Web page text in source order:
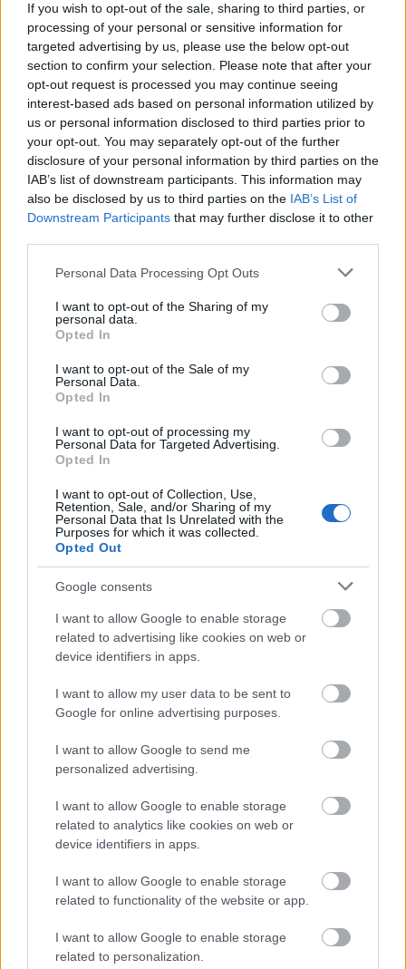
If you wish to opt-out of the sale, sharing to third parties, or
processing of your personal or sensitive information for
targeted advertising by us, please use the below opt-out
section to confirm your selection. Please note that after your
opt-out request is processed you may continue seeing
interest-based ads based on personal information utilized by
us or personal information disclosed to third parties prior to
your opt-out. You may separately opt-out of the further
disclosure of your personal information by third parties on the
IAB’s list of downstream participants. This information may
also be disclosed by us to third parties on the IAB’s List of
Downstream Participants that may further disclose it to other
Please note that this website/app uses one or more Google
not limited to your visit or usage behaviour. You may click to
grant or deny consent to Google and its third-party tags to
use your data for below specified purposes in below Google
consent section.
Personal Data Processing Opt Outs
I want to opt-out of the Sharing of my
personal data.
Opted In
I want to opt-out of the Sale of my
Personal Data.
Opted In
I want to opt-out of processing my
Personal Data for Targeted Advertising.
Opted In
I want to opt-out of Collection, Use,
Retention, Sale, and/or Sharing of my
Personal Data that Is Unrelated with the
Purposes for which it was collected.
Opted Out
Google consents
I want to allow Google to enable storage
related to advertising like cookies on web or
device identifiers in apps.
I want to allow my user data to be sent to
Google for online advertising purposes.
I want to allow Google to send me
personalized advertising.
I want to allow Google to enable storage
related to analytics like cookies on web or
device identifiers in apps.
I want to allow Google to enable storage
related to functionality of the website or app.
I want to allow Google to enable storage
related to personalization.
«Παράδοση άνευ όρων» του Ιράν
απαίτησε ο Τραμπ
Ντόναλντ Τραμππροέδρευσε χθες Τρίτη σε
έκτακτη συνεδρίαση του Συμβουλίου Εθνικής
Ασφαλείας αφιερωμένη στην ένοπλη σύρραξη
ανάμεσα στο Ισραήλ και το Ιράν, γνωστοποίησαν οι
υπηρεσίες του στον Λευκό Οίκο, τη στιγμή που ο
Η συνεδρίαση, στην αίθουσα διαχείρισης κρίσεων
της προεδρίας, το Situation Room, διήρκεσε
περίπου μια ώρα και 20 λεπτά, σύμφωνα με
τον όρο να μην κατονομαστεί.
Η συζήτηση έγινε καθώς ο Αμερικανός πρόεδρος
κλιμακώνει τη ρητορική πίεση στην Τεχεράνη
Ο μεγιστάνας είπε πως οι ΗΠΑδεν θα σκοτώσουν
τον ανώτατο ηγέτη
του Ιράν «προς το παρόν» κι
απαίτησε ιρανική παράδοση άνευ όρων την πέμπτη
ημέρα της άνευ προηγουμένου στρατιωτικής
προηγουμένου ισραηλινή επίθεση της 13ης Ιουνίου.
Παράδοση άνευ όρων», απαίτησε κατόπιν, σε
άλλη τηλεγραφική ανάρτησή του.
Αμερικανοί αξιωματούχοι σημείωσαν πως ο
Ντόναλντ Τραμπ συνεχίζει να εξετάζει όλες τις
διαθέσιμες επιλογές, επιμένοντας ταυτόχρονα στο
ότι η Ουάσιγκτονγια την ώρα δεν εμπλέκεται
στην ισραηλινή επίθεση.